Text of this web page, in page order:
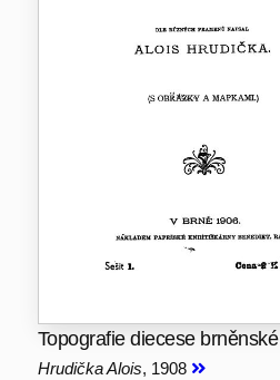
Topografie diecese brněnské
Hrudička Alois, 1908